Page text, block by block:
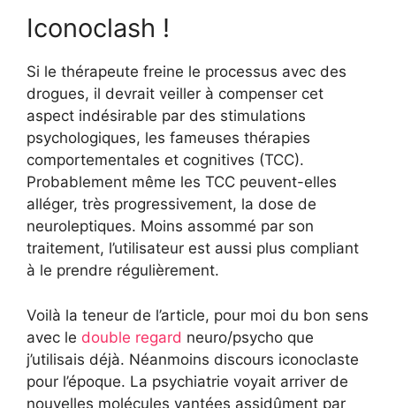
Iconoclash !
Si le thérapeute freine le processus avec des
drogues, il devrait veiller à compenser cet
aspect indésirable par des stimulations
psychologiques, les fameuses thérapies
comportementales et cognitives (TCC).
Probablement même les TCC peuvent-elles
alléger, très progressivement, la dose de
neuroleptiques. Moins assommé par son
traitement, l’utilisateur est aussi plus compliant
à le prendre régulièrement.
Voilà la teneur de l’article, pour moi du bon sens
avec le double regard neuro/psycho que
j’utilisais déjà. Néanmoins discours iconoclaste
pour l’époque. La psychiatrie voyait arriver de
nouvelles molécules vantées assidûment par